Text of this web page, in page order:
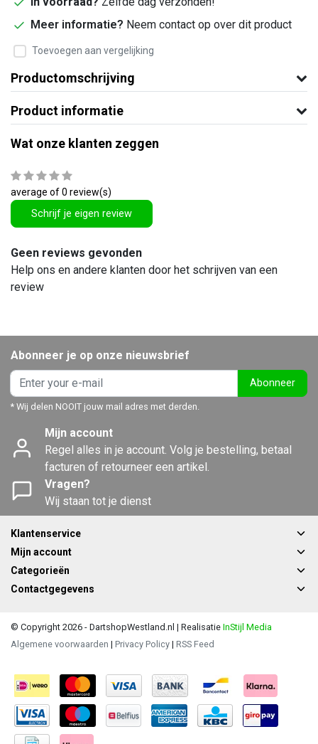
Meer informatie? Neem contact op over dit product
Toevoegen aan vergelijking
Productomschrijving
Product informatie
Wat onze klanten zeggen
average of 0 review(s)
Schrijf je eigen review
Geen reviews gevonden
Help ons en andere klanten door het schrijven van een
review
Abonneer je op onze nieuwsbrief
Abonneer
* Wij delen NOOIT jouw mail adres met derden.
Mijn account
Regel alles in je account. Volg je bestelling, betaal
facturen of retourneer een artikel.
Vragen?
Wij staan tot je dienst
Klantenservice
Mijn account
Categorieën
Contactgegevens
© Copyright 2026 - DartshopWestland.nl | Realisatie InStijl Media
Algemene voorwaarden | Privacy Policy | RSS Feed